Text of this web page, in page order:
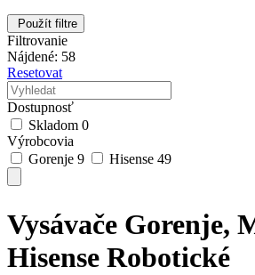
Použít filtre
Filtrovanie
Nájdené: 58
Resetovat
Dostupnosť
Skladom 0
Výrobcovia
Gorenje 9 Hisense 49
Vysávače Gorenje,
Hisense Robotické